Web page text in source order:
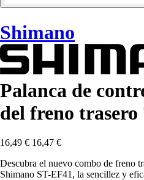
Shimano
Palanca de
del freno trasero
16,49 € 16,47 €
Descubra el nuevo combo de freno
Shimano ST-EF41, la sencillez y